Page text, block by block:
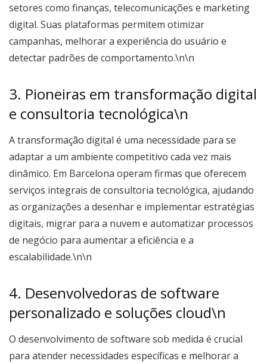
setores como finanças, telecomunicações e marketing
digital. Suas plataformas permitem otimizar
campanhas, melhorar a experiência do usuário e
detectar padrões de comportamento.\n\n
3. Pioneiras em transformação digital
e consultoria tecnológica\n
A transformação digital é uma necessidade para se
adaptar a um ambiente competitivo cada vez mais
dinâmico. Em Barcelona operam firmas que oferecem
serviços integrais de consultoria tecnológica, ajudando
as organizações a desenhar e implementar estratégias
digitais, migrar para a nuvem e automatizar processos
de negócio para aumentar a eficiência e a
escalabilidade.\n\n
4. Desenvolvedoras de software
personalizado e soluções cloud\n
O desenvolvimento de software sob medida é crucial
para atender necessidades específicas e melhorar a